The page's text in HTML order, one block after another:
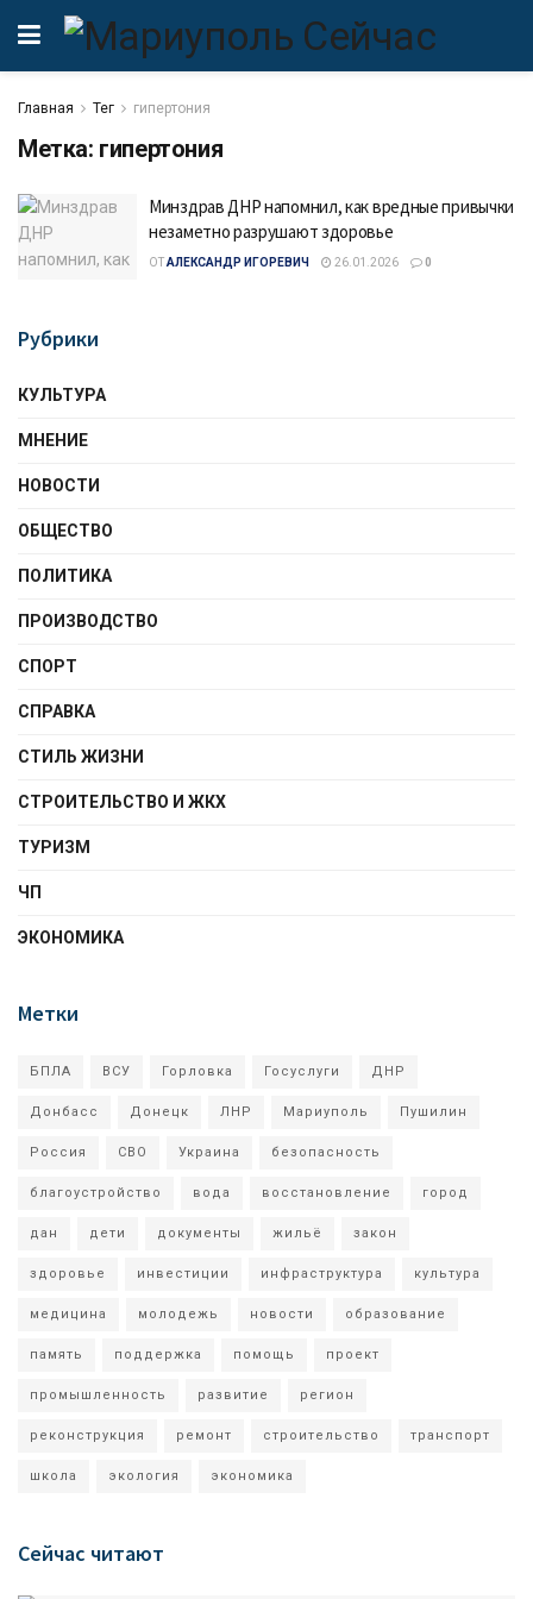
Главная Тег гипертония
Метка: гипертония
Минздрав ДНР напомнил, как вредные привычки
незаметно разрушают здоровье
ОТАЛЕКСАНДР ИГОРЕВИЧ 26.01.2026 0
Рубрики
КУЛЬТУРА
МНЕНИЕ
НОВОСТИ
ОБЩЕСТВО
ПОЛИТИКА
ПРОИЗВОДСТВО
СПОРТ
СПРАВКА
СТИЛЬ ЖИЗНИ
СТРОИТЕЛЬСТВО И ЖКХ
ТУРИЗМ
ЧП
ЭКОНОМИКА
Метки
БПЛА ВСУ Горловка Госуслуги ДНР
Донбасс Донецк ЛНР Мариуполь Пушилин
Россия СВО Украина безопасность
благоустройство вода восстановление город
дан дети документы жильё закон
здоровье инвестиции инфраструктура культура
медицина молодежь новости образование
память поддержка помощь проект
промышленность развитие регион
реконструкция ремонт строительство транспорт
школа экология экономика
Сейчас читают